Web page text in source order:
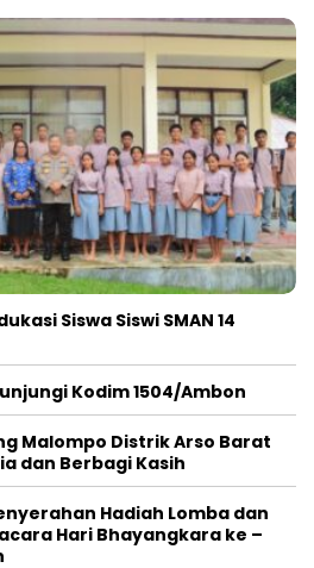
Siswa Siswi SMAN 14
Kodim 1504/Ambon
Malompo Distrik Arso Barat
dan Berbagi Kasih
Hadiah Lomba dan
Hari Bhayangkara ke –